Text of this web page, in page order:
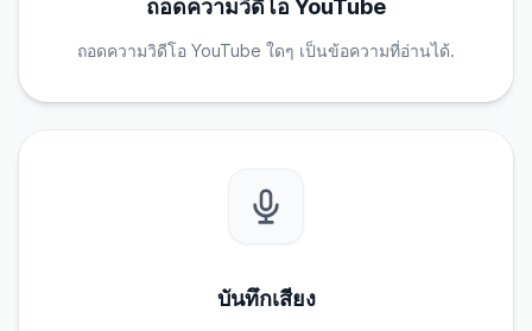
ถอดความวิดีโอ YouTube
ถอดความวิดีโอ YouTube ใดๆ เป็นข้อความที่อ่านได้.
บันทึกเสียง